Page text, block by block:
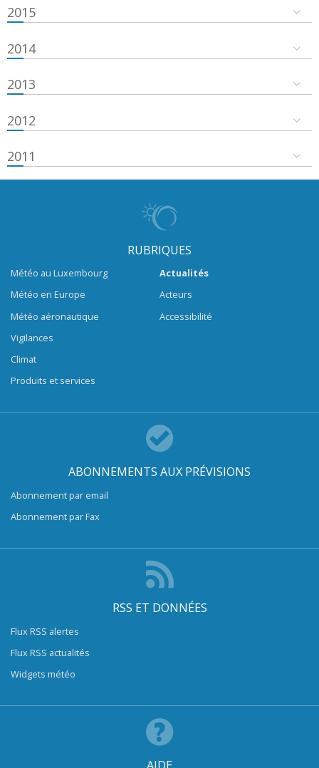
2015
2014
2013
2012
2011
RUBRIQUES
Météo au Luxembourg
Météo en Europe
Météo aéronautique
Vigilances
Climat
Produits et services
Actualités
Acteurs
Accessibilité
ABONNEMENTS AUX PRÉVISIONS
Abonnement par email
Abonnement par Fax
RSS ET DONNÉES
Flux RSS alertes
Flux RSS actualités
Widgets météo